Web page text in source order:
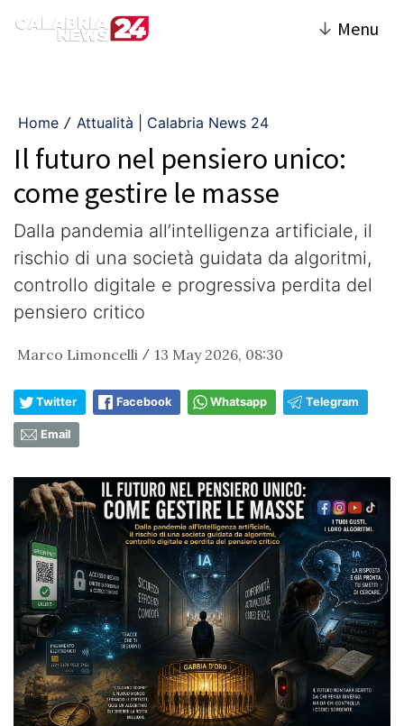
↓ Menu
Home / Attualità | Calabria News 24
Il futuro nel pensiero unico:
come gestire le masse
Dalla pandemia all’intelligenza artificiale, il
rischio di una società guidata da algoritmi,
controllo digitale e progressiva perdita del
pensiero critico
Marco Limoncelli / 13 May 2026, 08:30
Twitter Facebook Whatsapp Telegram
Email